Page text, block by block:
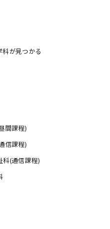
が見つかる
間課程)
信課程)
科(通信課程)